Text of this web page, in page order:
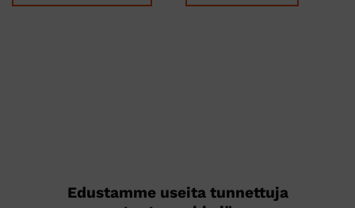
Edustamme useita tunnettuja